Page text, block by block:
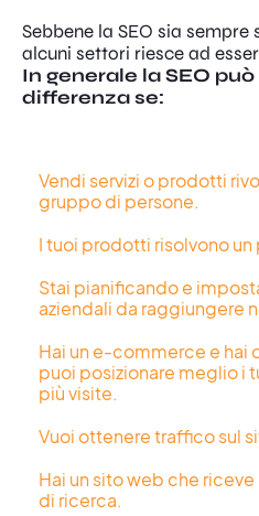
Sebbene la SEO sia
alcuni settori riesce ad
In generale la SEO
differenza se:
Vendi servizi o prodotti
gruppo di persone.
I tuoi prodotti risolvono
Stai pianificando e
aziendali da raggiungere
Hai un e-commerce e hai
puoi posizionare meglio i
più visite.
Vuoi ottenere traffico sul
Hai un sito web che
di ricerca.